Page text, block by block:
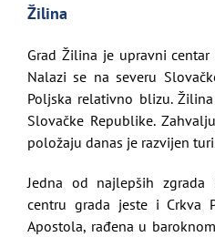
Žilina
Grad Žilina je upravni
Nalazi se na severu
Poljska relativno blizu.
Slovačke Republike.
položaju danas je razvijen
Jedna od najlepših
centru grada jeste i Crkva
Apostola, rađena u